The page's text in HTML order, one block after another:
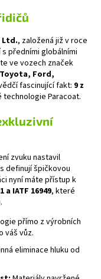
, založená již v roce
předními globálními
ve vozech značek
Ford,
fascinující fakt: 9 z
technologie Paracoat.
zvuku nastavil
definují špičkovou
nyní máte přístup k
a IATF 16949, které
přímo z výrobních
váš vůz.
eliminace hluku od